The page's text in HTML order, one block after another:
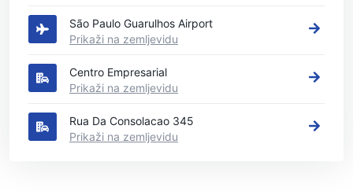
São Paulo Guarulhos Airport
Prikaži na zemljevidu
Centro Empresarial
Prikaži na zemljevidu
Rua Da Consolacao 345
Prikaži na zemljevidu